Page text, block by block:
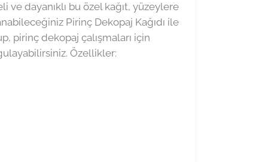
ve dayanıklı bu özel kağıt, yüzeylere
Pirinç Dekopaj Kağıdı ile
pirinç dekopaj çalışmaları için
Özellikler: